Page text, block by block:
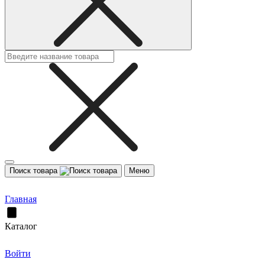
Поиск товара Меню
Главная
Каталог
Войти